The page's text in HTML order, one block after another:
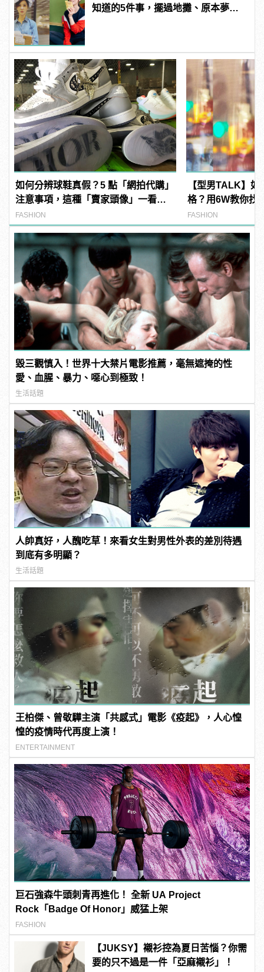
知道的5件事，擺過地攤、原本夢想
如何分辨球鞋真假？5 點「網拍代購」
注意事項，這種「賣家頭像」一看就
假的！
FASHION
【型男TALK】
格？用6W教你找
LOOK！
FASHION
毀三觀慎入！世界十大禁片電影推薦，毫無遮掩的性
愛、血腥、暴力、噁心到極致！
生活話題
人帥真好，人醜吃草！來看女生對男性外表的差別待遇
到底有多明顯？
生活話題
王柏傑、曾敬驊主演「共感式」電影《疫起》，人心惶
惶的疫情時代再度上演！
ENTERTAINMENT
巨石強森牛頭刺青再進化！ 全新 UA Project
Rock「Badge Of Honor」威猛上架
FASHION
【JUKSY】襯衫控為夏日苦惱？你需
要的只不過是一件「亞麻襯衫」！